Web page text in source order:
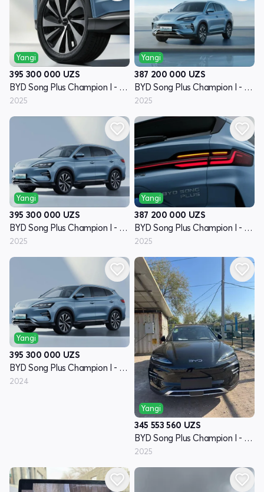
Yangi
395 300 000 UZS
BYD Song Plus Champion I - avlod
2025
Yangi
387 200 000 UZS
BYD Song Plus Champion I - avlod
2025
Yangi
395 300 000 UZS
BYD Song Plus Champion I - avlod
2025
Yangi
387 200 000 UZS
BYD Song Plus Champion I - avlod
2025
Yangi
395 300 000 UZS
BYD Song Plus Champion I - avlod
2024
Yangi
345 553 560 UZS
BYD Song Plus Champion I - avlod
2025